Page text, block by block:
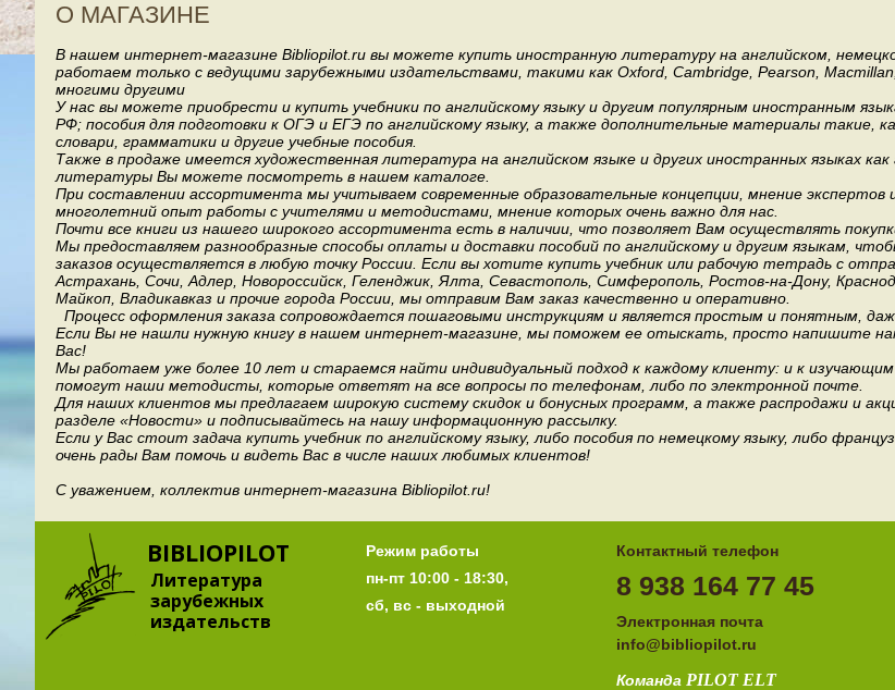
О МАГАЗИНЕ
В нашем интернет-магазине Bibliopilot.ru вы можете купить иностранную литературу на английском,
работаем только с ведущими зарубежными издательствами, такими как Oxford, Cambridge, Pearson,
многими другими
У нас вы можете приобрести и купить учебники по английскому языку и другим популярным иностранным
РФ; пособия для подготовки к ОГЭ и ЕГЭ по английскому языку, а также дополнительные материалы такие,
словари, грамматики и другие учебные пособия.
Также в продаже имеется художественная литература на английском языке и других иностранных языках
литературы Вы можете посмотреть в нашем каталоге.
При составлении ассортимента мы учитываем современные образовательные концепции, мнение
многолетний опыт работы с учителями и методистами, мнение которых очень важно для нас.
Почти все книги из нашего широкого ассортимента есть в наличии, что позволяет Вам осуществлять
Мы предоставляем разнообразные способы оплаты и доставки пособий по английскому и другим языкам,
заказов осуществляется в любую точку России. Если вы хотите купить учебник или рабочую тетрадь с
Астрахань, Сочи, Адлер, Новороссийск, Геленджик, Ялта, Севастополь, Симферополь, Ростов-на-Дону,
Майкоп, Владикавказ и прочие города России, мы отправим Вам заказ качественно и оперативно.
Процесс оформления заказа сопровождается пошаговыми инструкциям и является простым и понятным,
Если Вы не нашли нужную книгу в нашем интернет-магазине, мы поможем ее отыскать, просто напишите
Вас!
Мы работаем уже более 10 лет и стараемся найти индивидуальный подход к каждому клиенту: и к
помогут наши методисты, которые ответят на все вопросы по телефонам, либо по электронной почте.
Для наших клиентов мы предлагаем широкую систему скидок и бонусных программ, а также распродажи и
разделе «Новости» и подписывайтесь на нашу информационную рассылку.
Если у Вас стоит задача купить учебник по английскому языку, либо пособия по немецкому языку, либо
очень рады Вам помочь и видеть Вас в числе наших любимых клиентов!
С уважением, коллектив интернет-магазина Bibliopilot.ru!
BIBLIOPILOT
Литература
зарубежных
издательств
Режим работы
пн-пт 10:00 - 18:30,
сб, вс - выходной
Контактный телефон
8 938 164 77 45
Электронная почта
info@bibliopilot.ru
Команда PILOT ELT